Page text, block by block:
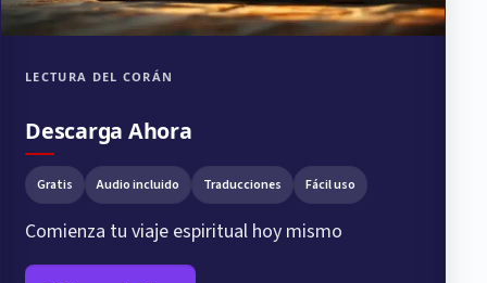
LECTURA DEL CORÁN
Descarga Ahora
Gratis Audio incluido Traducciones Fácil uso
Comienza tu viaje espiritual hoy mismo